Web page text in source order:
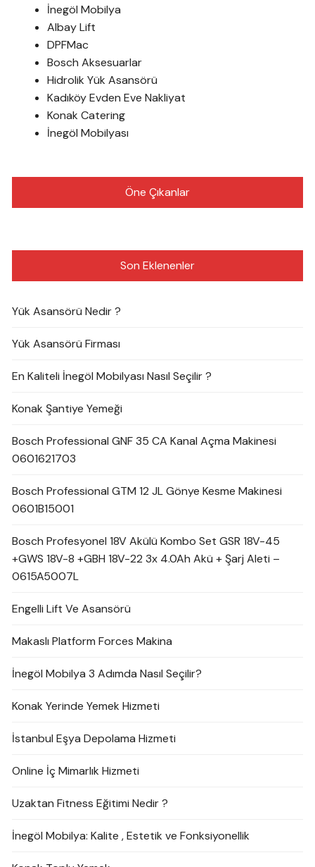
İnegöl Mobilya
Albay Lift
DPFMac
Bosch Aksesuarlar
Hidrolik Yük Asansörü
Kadıköy Evden Eve Nakliyat
Konak Catering
İnegöl Mobilyası
Öne Çıkanlar
Son Eklenenler
Yük Asansörü Nedir ?
Yük Asansörü Firması
En Kaliteli İnegöl Mobilyası Nasıl Seçilir ?
Konak Şantiye Yemeği
Bosch Professional GNF 35 CA Kanal Açma Makinesi
0601621703
Bosch Professional GTM 12 JL Gönye Kesme Makinesi
0601B15001
Bosch Profesyonel 18V Akülü Kombo Set GSR 18V-45
+GWS 18V-8 +GBH 18V-22 3x 4.0Ah Akü + Şarj Aleti –
0615A5007L
Engelli Lift Ve Asansörü
Makaslı Platform Forces Makina
İnegöl Mobilya 3 Adımda Nasıl Seçilir?
Konak Yerinde Yemek Hizmeti
İstanbul Eşya Depolama Hizmeti
Online İç Mimarlık Hizmeti
Uzaktan Fitness Eğitimi Nedir ?
İnegöl Mobilya: Kalite , Estetik ve Fonksiyonellik